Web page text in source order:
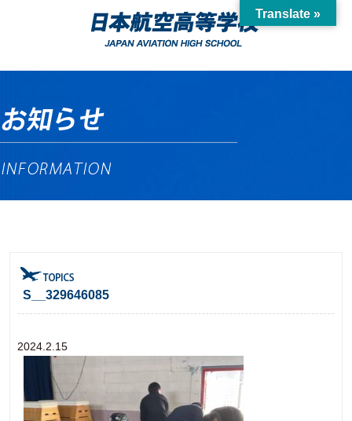
S__329646085
2024.2.15
Translate »